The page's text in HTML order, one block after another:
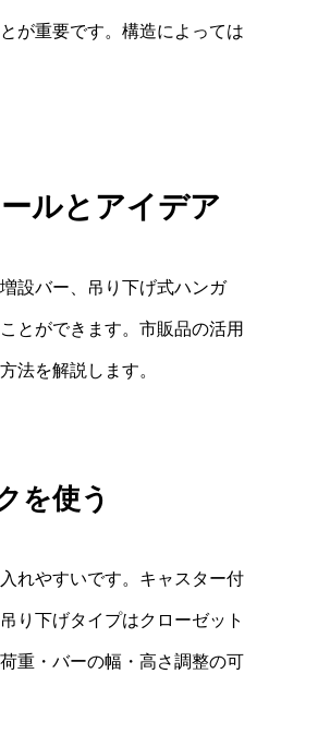
が重要です。構造によっては
ルとアイデア
設バー、吊り下げ式ハンガ
とができます。市販品の活用
法を解説します。
を使う
れやすいです。キャスター付
り下げタイプはクローゼット
重・バーの幅・高さ調整の可